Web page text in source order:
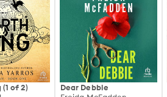
of 2)
Dear Debbie